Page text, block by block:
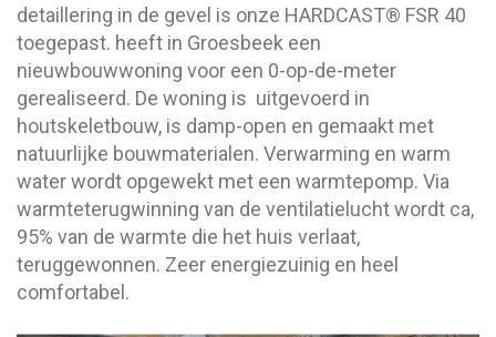
detaillering in de gevel is onze HARDCAST® FSR 40
toegepast. heeft in Groesbeek een
nieuwbouwwoning voor een 0-op-de-meter
gerealiseerd. De woning is uitgevoerd in
houtskeletbouw, is damp-open en gemaakt met
natuurlijke bouwmaterialen. Verwarming en warm
water wordt opgewekt met een warmtepomp. Via
warmteterugwinning van de ventilatielucht wordt ca,
95% van de warmte die het huis verlaat,
teruggewonnen. Zeer energiezuinig en heel
comfortabel.